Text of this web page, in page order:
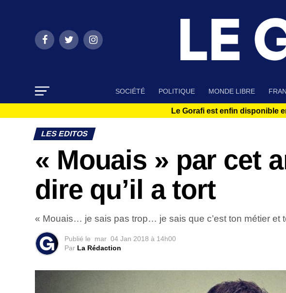
SOCIÉTÉ POLITIQUE MONDE LIBRE
Le Gorafi est enfin disponible
LES EDITOS
« Mouais » par cet
dire qu’il a tort
« Mouais… je sais pas trop… je sais que c’est ton métier et
Publié le mar 04 Jan 2018 à 14h00
Par La Rédaction